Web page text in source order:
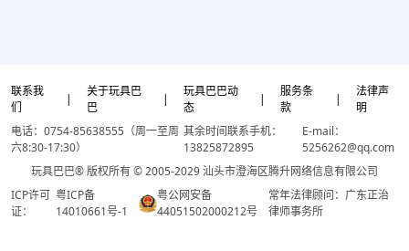
联系我
们
|
关于玩具巴
巴
|
玩具巴巴动
态
|
服务条
款
|
法律声
明
电话：0754-85638555（周一至周
六8:30-17:30）
其余时间联系手机：
13825872895
E-mail：
5256262@qq.com
玩具巴巴® 版权所有 © 2005-2029 汕头市澄海区腾升网络信息有限公司
ICP许可
证：
粤ICP备
14010661号-1
粤公网安备
44051502000212号
常年法律顾问：广东正治
律师事务所